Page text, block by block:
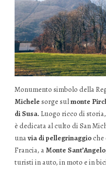
Monumento simbolo della
Michele sorge sulmonte
di Susa. Luogo ricco di
è dedicata al culto di San
unavia di pellegrinaggioche
Francia, aMonte Sant’Angelo
turisti in auto, in moto e in